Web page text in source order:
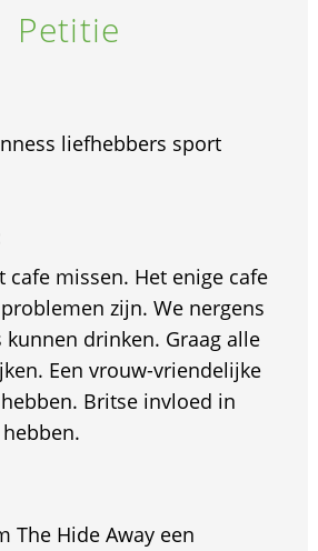
Petitie
liefhebbers sport
cafe missen. Het enige cafe
zijn. We nergens
kunnen drinken. Graag alle
Een vrouw-vriendelijke
Britse invloed in
The Hide Away een